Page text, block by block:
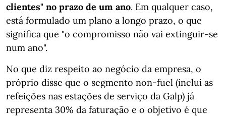
clientes" no prazo de um ano. Em qualquer caso,
está formulado um plano a longo prazo, o que
significa que "o compromisso não vai extinguir-se
num ano".
No que diz respeito ao negócio da empresa, o
próprio disse que o segmento non-fuel (inclui as
refeições nas estações de serviço da Galp) já
representa 30% da faturação e o objetivo é que